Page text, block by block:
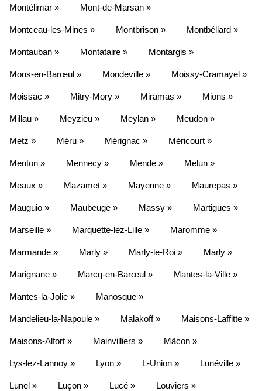
Montélimar » Mont-de-Marsan »
Montceau-les-Mines » Montbrison » Montbéliard »
Montauban » Montataire » Montargis »
Mons-en-Barœul » Mondeville » Moissy-Cramayel »
Moissac » Mitry-Mory » Miramas » Mions »
Millau » Meyzieu » Meylan » Meudon »
Metz » Méru » Mérignac » Méricourt »
Menton » Mennecy » Mende » Melun »
Meaux » Mazamet » Mayenne » Maurepas »
Mauguio » Maubeuge » Massy » Martigues »
Marseille » Marquette-lez-Lille » Maromme »
Marmande » Marly » Marly-le-Roi » Marly »
Marignane » Marcq-en-Barœul » Mantes-la-Ville »
Mantes-la-Jolie » Manosque »
Mandelieu-la-Napoule » Malakoff » Maisons-Laffitte »
Maisons-Alfort » Mainvilliers » Mâcon »
Lys-lez-Lannoy » Lyon » L-Union » Lunéville »
Lunel » Luçon » Lucé » Louviers »